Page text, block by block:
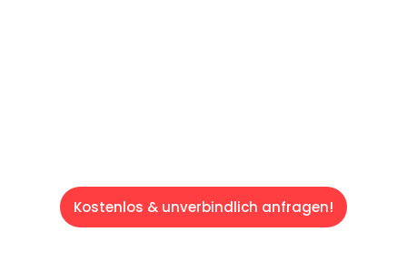
Kostenlos & unverbindlich anfragen!